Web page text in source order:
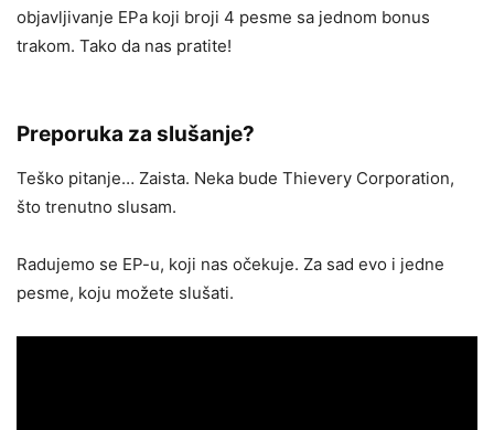
objavljivanje EPa koji broji 4 pesme sa jednom bonus
trakom. Tako da nas pratite!
Preporuka za slušanje?
Teško pitanje… Zaista. Neka bude Thievery Corporation,
što trenutno slusam.
Radujemo se EP-u, koji nas očekuje. Za sad evo i jedne
pesme, koju možete slušati.